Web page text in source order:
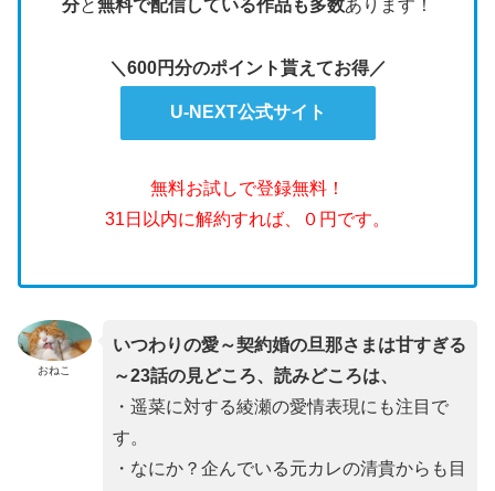
分と無料で配信している作品も多数あります！
＼600円分のポイント貰えてお得／
U-NEXT公式サイト
無料お試しで登録無料！
31日以内に解約すれば、０円です。
おねこ
いつわりの愛～契約婚の旦那さまは甘すぎる
～23話の見どころ、読みどころは、
・遥菜に対する綾瀬の愛情表現にも注目で
す。
・なにか？企んでいる元カレの清貴からも目